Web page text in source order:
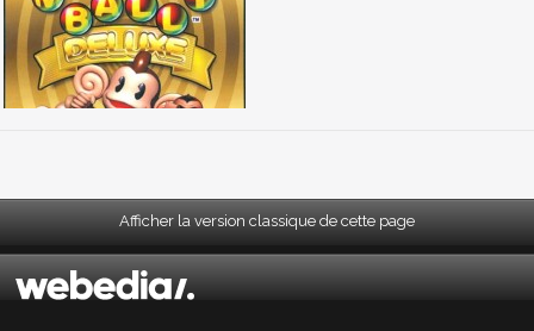
Afficher la version classique de cette page